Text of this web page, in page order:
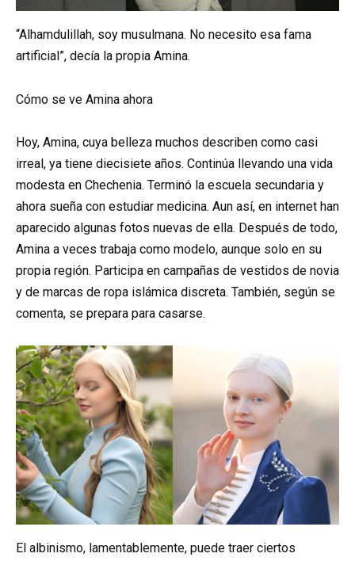
“Alhamdulillah, soy musulmana. No necesito esa fama
artificial”, decía la propia Amina.
Cómo se ve Amina ahora
Hoy, Amina, cuya belleza muchos describen como casi
irreal, ya tiene diecisiete años. Continúa llevando una vida
modesta en Chechenia. Terminó la escuela secundaria y
ahora sueña con estudiar medicina. Aun así, en internet han
aparecido algunas fotos nuevas de ella. Después de todo,
Amina a veces trabaja como modelo, aunque solo en su
propia región. Participa en campañas de vestidos de novia
y de marcas de ropa islámica discreta. También, según se
comenta, se prepara para casarse.
El albinismo, lamentablemente, puede traer ciertos